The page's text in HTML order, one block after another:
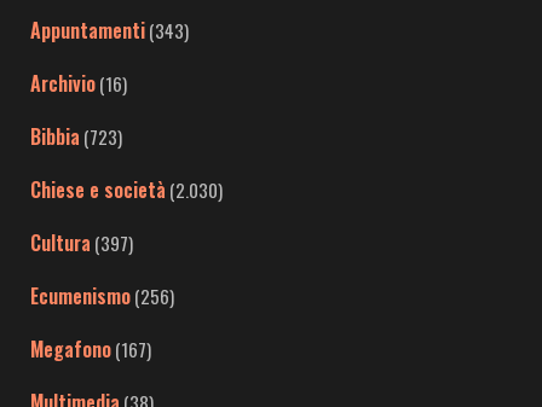
Appuntamenti(343)
Archivio(16)
Bibbia (723)
Chiese e società (2.030)
Cultura (397)
Ecumenismo(256)
Megafono(167)